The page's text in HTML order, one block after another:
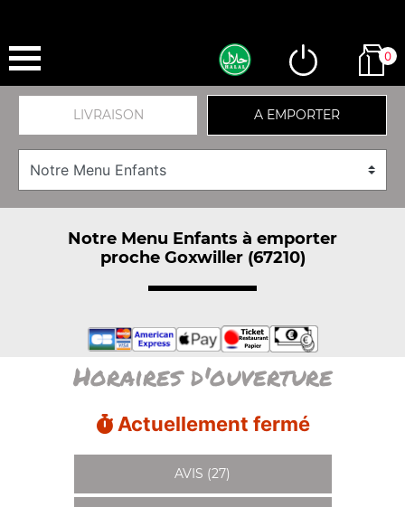
0
LIVRAISON A EMPORTER
Notre Menu Enfants à emporter
proche Goxwiller (67210)
Horaires d'ouverture
Actuellement fermé
AVIS (27)